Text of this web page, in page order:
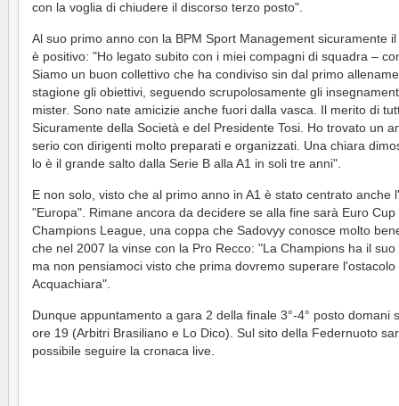
con la voglia di chiudere il discorso terzo posto".
Al suo primo anno con la BPM Sport Management sicuramente
è positivo: "Ho legato subito con i miei compagni di squadra –
Siamo un buon collettivo che ha condiviso sin dal primo
stagione gli obiettivi, seguendo scrupolosamente gli
mister. Sono nate amicizie anche fuori dalla vasca. Il merito di
Sicuramente della Società e del Presidente Tosi. Ho trovato un
serio con dirigenti molto preparati e organizzati. Una chiara
lo è il grande salto dalla Serie B alla A1 in soli tre anni".
E non solo, visto che al primo anno in A1 è stato centrato anche
"Europa". Rimane ancora da decidere se alla fine sarà Euro Cup
Champions League, una coppa che Sadovyy conosce molto
che nel 2007 la vinse con la Pro Recco: "La Champions ha il suo
ma non pensiamoci visto che prima dovremo superare l'ostacolo
Acquachiara".
Dunque appuntamento a gara 2 della finale 3°-4° posto domani
ore 19 (Arbitri Brasiliano e Lo Dico). Sul sito della Federnuoto
possibile seguire la cronaca live.